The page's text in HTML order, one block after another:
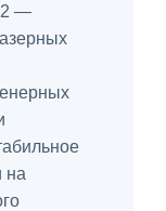
—
на